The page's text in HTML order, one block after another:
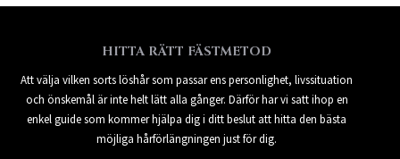
HITTA RÄTT FÄSTMETOD
Att välja vilken sorts löshår som passar ens personlighet, livssituation
och önskemål är inte helt lätt alla gånger. Därför har vi satt ihop en
enkel guide som kommer hjälpa dig i ditt beslut att hitta den bästa
möjliga hårförlängningen just för dig.